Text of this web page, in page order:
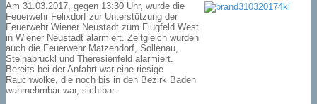
Am 31.03.2017, gegen 13:30 Uhr, wurde die
Feuerwehr Felixdorf zur Unterstützung der
Feuerwehr Wiener Neustadt zum Flugfeld West
in Wiener Neustadt alarmiert. Zeitgleich wurden
auch die Feuerwehr Matzendorf, Sollenau,
Steinabrückl und Theresienfeld alarmiert.
Bereits bei der Anfahrt war eine riesige
Rauchwolke, die noch bis in den Bezirk Baden
wahrnehmbar war, sichtbar.